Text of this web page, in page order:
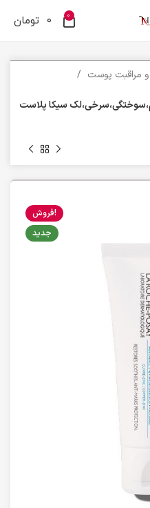
0
0 تومان
مراقبت پوست
سیکا پلاست
فروش!
جدید